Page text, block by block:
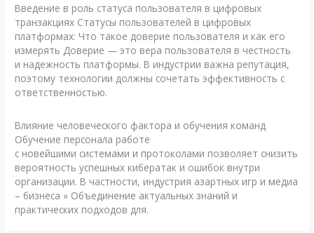
Введение в роль статуса пользователя в цифровых
транзакциях Статусы пользователей в цифровых
платформах: Что такое доверие пользователя и как его
измерять Доверие — это вера пользователя в честность
и надежность платформы. В индустрии важна репутация,
поэтому технологии должны сочетать эффективность с
ответственностью.
Влияние человеческого фактора и обучения команд
Обучение персонала работе
с новейшими системами и протоколами позволяет снизить
вероятность успешных кибератак и ошибок внутри
организации. В частности, индустрия азартных игр и медиа
– бизнеса » Объединение актуальных знаний и
практических подходов для.